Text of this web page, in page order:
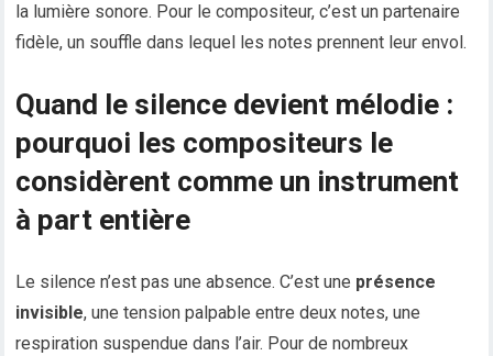
la lumière sonore. Pour le compositeur, c’est un partenaire
fidèle, un souffle dans lequel les notes prennent leur envol.
Quand le silence devient mélodie :
pourquoi les compositeurs le
considèrent comme un instrument
à part entière
Le silence n’est pas une absence. C’est une présence
invisible, une tension palpable entre deux notes, une
respiration suspendue dans l’air. Pour de nombreux